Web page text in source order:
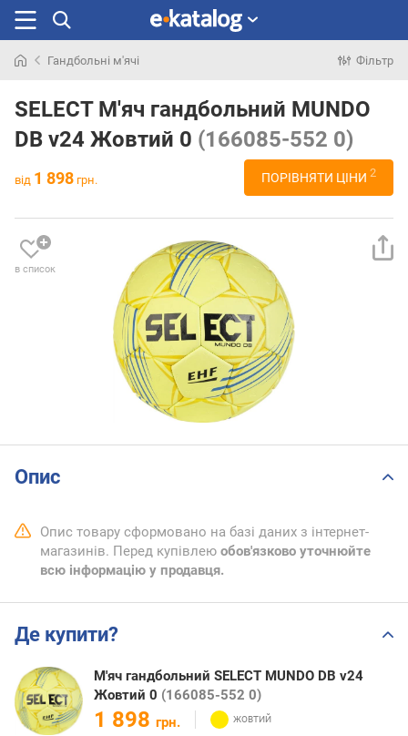
раніше
Гандбольні м'ячі Фільтр
SELECT М'яч гандбольний MUNDO
DB v24 Жовтий 0 (166085-552 0)
від 1 898 грн. ПОРІВНЯТИ ЦІНИ 2
в список
Опис
Опис товару сформовано на базі даних з інтернет-
магазинів. Перед купівлею обов'язково уточнюйте
всю інформацію у продавця.
Де купити?
М'яч гандбольний SELECT MUNDO DB v24
Жовтий 0 (166085-552 0)
1 898 грн.